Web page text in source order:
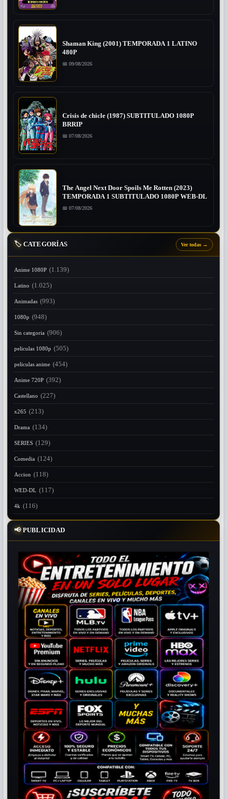
Shaman King (2001) TEMPORADA 1 LATINO
480P
📅 09/08/2026
Crisis de chicle (1987) SUBTITULADO 1080P
BRRIP
📅 07/08/2026
The Angel Next Door Spoils Me Rotten (2023)
TEMPORADA 1 SUBTITULADO 1080P WEB-DL
📅 07/08/2026
🏷️CATEGORÍAS Ver todas →
Anime 1080P (1.139)
Latino (1.025)
Animadas (993)
1080p (948)
Sin categoria (906)
peliculas 1080p (505)
peliculas anime (454)
Anime 720P (392)
Castellano (227)
x265 (213)
Drama (134)
SERIES (129)
Comedia (124)
Accion (118)
WED-DL (117)
4k (116)
📢PUBLICIDAD